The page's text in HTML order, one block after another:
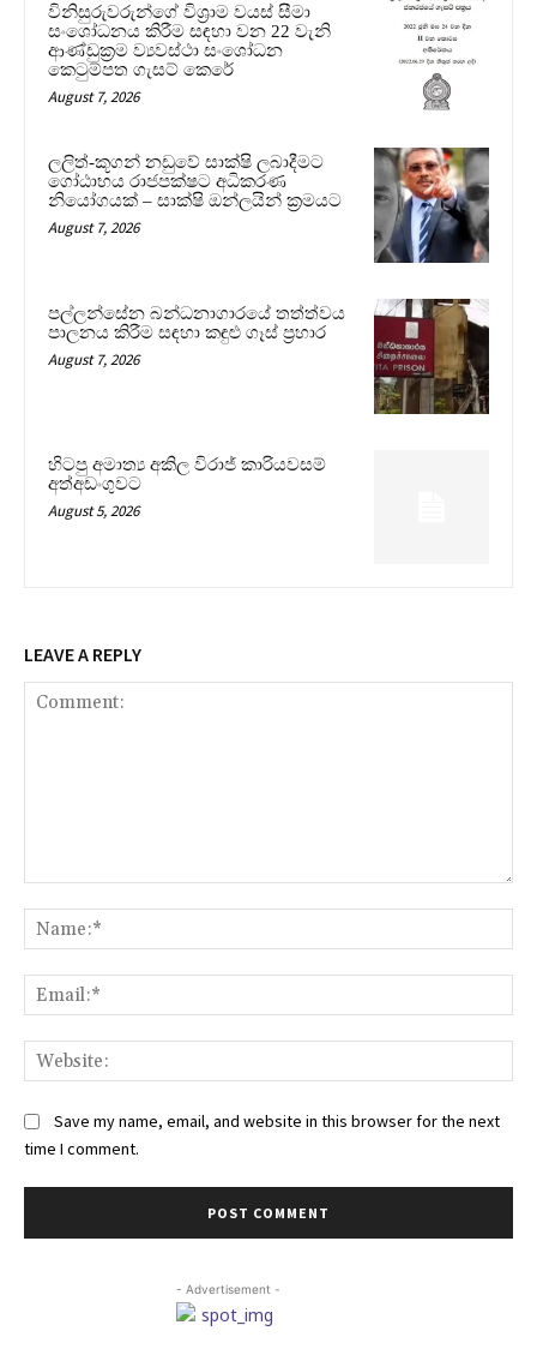
විනිසුරුවරුන්ගේ විශ්‍රාම වයස් සීමා
සංශෝධනය කිරීම සඳහා වන 22 වැනි
ආණ්ඩුක්‍රම ව්‍යවස්ථා සංශෝධන
කෙටුම්පත ගැසට් කෙරේ
August 7, 2026
ලලිත්-කූගන් නඩුවේ සාක්ෂි ලබාදීමට
ගෝඨාභය රාජපක්ෂට අධිකරණ
නියෝගයක් – සාක්ෂි ඔන්ලයින් ක්‍රමයට
August 7, 2026
පල්ලන්සේන බන්ධනාගාරයේ තත්ත්වය
පාලනය කිරීම සඳහා කඳුළු ගෑස් ප්‍රහාර
August 7, 2026
හිටපු අමාත්‍ය අකිල විරාජ් කාරියවසම්
අත්අඩංගුවට
August 5, 2026
LEAVE A REPLY
Save my name, email, and website in this browser for the next
time I comment.
- Advertisement -